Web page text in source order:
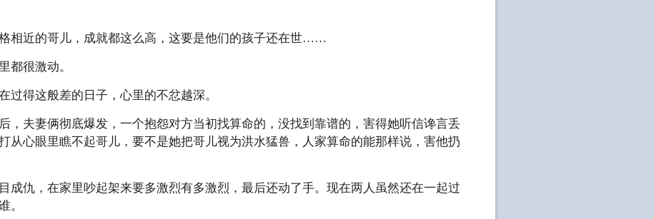
相近的哥儿，成就都这么高，这要是他们的孩子还在世……
都很激动。
过得这般差的日子，心里的不忿越深。
，夫妻俩彻底爆发，一个抱怨对方当初找算命的，没找到靠谱的，害得她听信谗言丢
从心眼里瞧不起哥儿，要不是她把哥儿视为洪水猛兽，人家算命的能那样说，害他扔
成仇，在家里吵起架来要多激烈有多激烈，最后还动了手。现在两人虽然还在一起过
。